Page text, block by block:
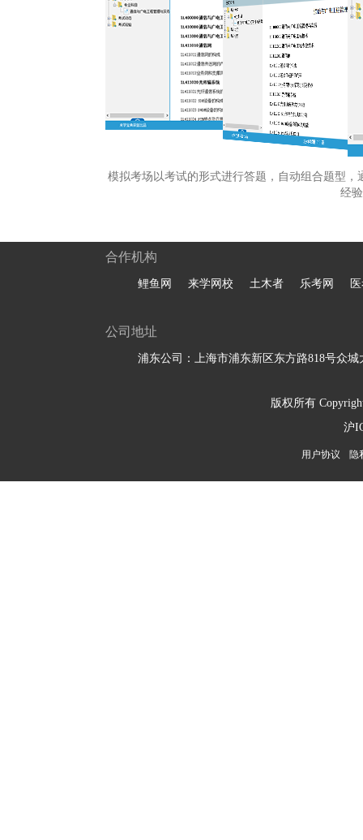
模拟考场以考试的形式进行答题，自动组合题型
经
合作机构
鲤鱼网 来学网校 土木者 乐考网
公司地址
浦东公司：上海市浦东新区东方路818号众城
版权所有
沪
用户协议 隐